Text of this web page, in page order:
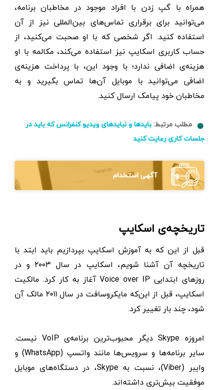
همراه با گپ زدن با افراد موجود در مخاطبان برنامه،
می‌توانید برای برقراری تماس‌های بین‌المللی نیز از آن
استفاده کنید. اگر شخصی که با او صحبت می‌کنید، از
حساب کاربری اسکایپ نیز استفاده می‌کند، مکالمه با او
هزینه‌ی اضافی ندارد؛ با وجود این، با پرداخت هزینه‌ی
اضافی می‌توانید با موبایل آن‌ها تماس بگیرید و به
مخاطبان خود پیامک ارسال کنید.
مطلب مرتبط: باید‌ها و نباید‌های ویدیو کنفرانس که باید در
جلسات کاری رعایت کنید
آگهی استخدام
تاریخچه‌ی اسکایپ
قبل از این که به آموزش اسکایپ بپردازیم باید ابتد با
تاریخچه آن آشنا شویم،‌ اسکایپ در سال ۲۰۰۳ و در
روزهای ابتدایی Voice over IP آغاز به کار کرد. مالکیت
اسکایپ، قبل از این‌که مایکروسافت در سال ۲۰۱۱ مالک آن
شود، چند بار تغییر کرد.
امروزه Skype دیگر محبوب‌ترین برنامه‌ی VoIP نیست.
سایر برنامه‌ها و سرویس‌ها مانند واتسپ (WhatsApp) و
وایبر (Viber)، نسبت به Skype، در دستگاه‌های موبایل
موفقیت بیش‌تری داشته‌اند.